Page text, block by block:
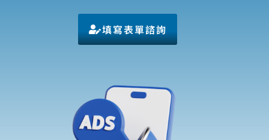
填寫表單諮詢